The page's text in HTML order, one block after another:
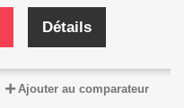
Détails
Ajouter au comparateur